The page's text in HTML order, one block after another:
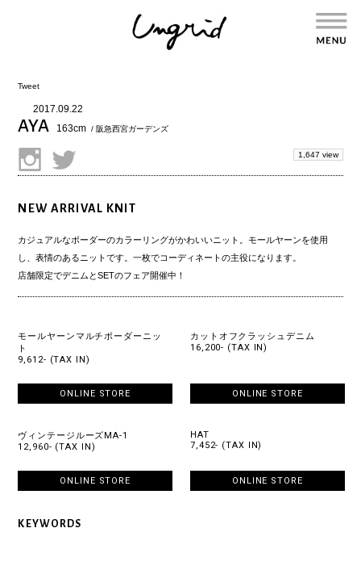
Tweet
2017.09.22
AYA 163cm / 阪急西宮ガーデンズ
1,647 view
NEW ARRIVAL KNIT
カジュアルなボーダーのカラーリングがかわいいニット。モールヤーンを使用
し、表情のあるニットです。一枚でコーディネートの主役になります。
店舗限定でデニムとSETのフェア開催中！
モールヤーンマルチボーダーニッ
ト
9,612- (TAX IN)
ONLINE STORE
カットオフクラッシュデニム
16,200- (TAX IN)
ONLINE STORE
ヴィンテージルーズMA-1
12,960- (TAX IN)
ONLINE STORE
HAT
7,452- (TAX IN)
ONLINE STORE
KEYWORDS